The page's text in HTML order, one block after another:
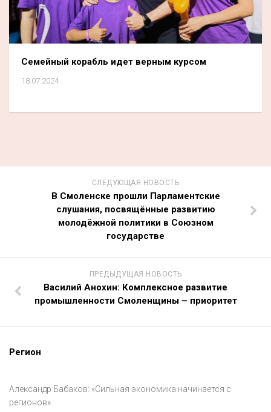
Семейный корабль идет верным курсом
18.07.2024
СЛЕДУЮЩАЯ НОВОСТЬ
В Смоленске прошли Парламентские
слушания, посвящённые развитию
молодёжной политики в Союзном
государстве
ПРЕДЫДУЩАЯ НОВОСТЬ
Василий Анохин: Комплексное развитие
промышленности Смоленщины – приоритет
Регион
Александр Бабаков: «Сильная экономика начинается с
регионов».